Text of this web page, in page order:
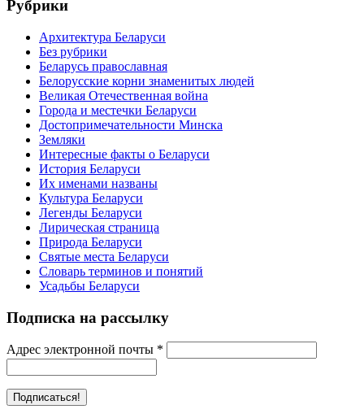
Рубрики
Архитектура Беларуси
Без рубрики
Беларусь православная
Белорусские корни знаменитых людей
Великая Отечественная война
Города и местечки Беларуси
Достопримечательности Минска
Земляки
Интересные факты о Беларуси
История Беларуси
Их именами названы
Культура Беларуси
Легенды Беларуси
Лирическая страница
Природа Беларуси
Святые места Беларуси
Словарь терминов и понятий
Усадьбы Беларуси
Подписка на рассылку
Адрес электронной почты *